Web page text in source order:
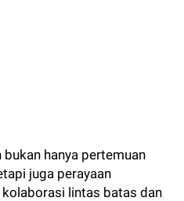
bukan hanya pertemuan
juga perayaan
kolaborasi lintas batas dan